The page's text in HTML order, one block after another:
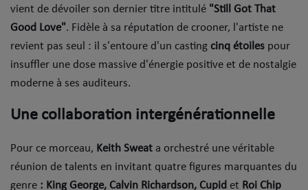
C quoi ton Actu ?
Dans ton Téléphone
Mic 2 Rue
Première Fois
URBAN CULTURE
Sport
vient de dévoiler son dernier titre intitulé "Still Got That
Good Love". Fidèle à sa réputation de crooner, l'artiste ne
revient pas seul : il s'entoure d'un casting cinq étoiles pour
insuffler une dose massive d'énergie positive et de nostalgie
moderne à ses auditeurs.
​Une collaboration intergénérationnelle
​Pour ce morceau, Keith Sweat a orchestré une véritable
réunion de talents en invitant quatre figures marquantes du
genre : King George, ​Calvin Richardson, ​Cupid et ​ Roi Chip